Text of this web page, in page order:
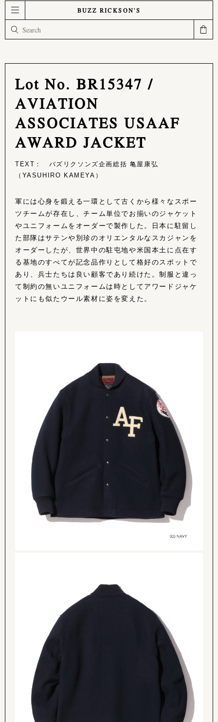
BUZZ RICKSON'S
Lot No. BR15347 /
AVIATION
ASSOCIATES USAAF
AWARD JACKET
TEXT： バズリクソンズ企画総括 亀屋康弘
（YASUHIRO KAMEYA）
軍には心身を鍛える一環として古くから様々なスポー
ツチームが存在し、チーム単位でお揃いのジャケット
やユニフォームをオーダーで製作した。日本に駐留し
た部隊はサテンや別珍のオリエンタルなスカジャンを
オーダーしたが、世界中の駐屯地や米国本土に点在す
る基地のすべてが記念品作りとして格好のスポットで
あり、兵士たちは良い顧客であり続けた。制服と違っ
て制約の無いユニフォームは時としてアワードジャケ
ットにも似たウール素材に姿を変えた。